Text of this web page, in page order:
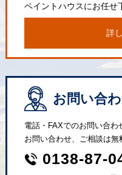
ペイントハウスにお任せ
詳
お問い合
電話・FAXでのお問い合わ
お問い合わせ、ご相談は無
0138-87-